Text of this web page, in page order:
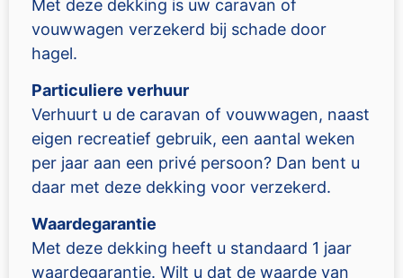
Met deze dekking is uw caravan of
vouwwagen verzekerd bij schade door
hagel.
Particuliere verhuur
Verhuurt u de caravan of vouwwagen, naast
eigen recreatief gebruik, een aantal weken
per jaar aan een privé persoon? Dan bent u
daar met deze dekking voor verzekerd.
Waardegarantie
Met deze dekking heeft u standaard 1 jaar
waardegarantie. Wilt u dat de waarde van